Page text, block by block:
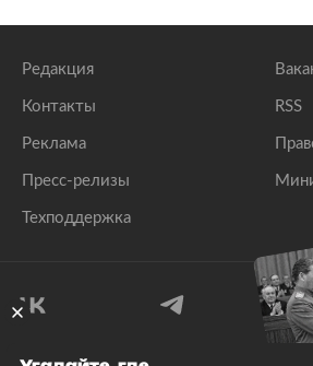
Редакция
Контакты
Реклама
Пресс-релизы
Техподдержка
RSS